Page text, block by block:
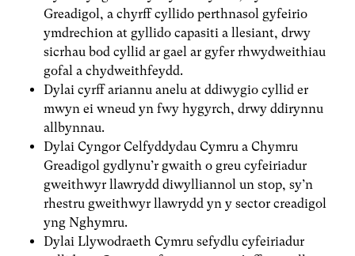
Greadigol, a chyrff cyllido perthnasol gyfeirio
ymdrechion at gyllido capasiti a llesiant, drwy
sicrhau bod cyllid ar gael ar gyfer rhwydweithiau
gofal a chydweithfeydd.
Dylai cyrff ariannu anelu at ddiwygio cyllid er
mwyn ei wneud yn fwy hygyrch, drwy ddirynnu
allbynnau.
Dylai Cyngor Celfyddydau Cymru a Chymru
Greadigol gydlynu’r gwaith o greu cyfeiriadur
gweithwyr llawrydd diwylliannol un stop, sy’n
rhestru gweithwyr llawrydd yn y sector creadigol
yng Nghymru.
Dylai Llywodraeth Cymru sefydlu cyfeiriadur